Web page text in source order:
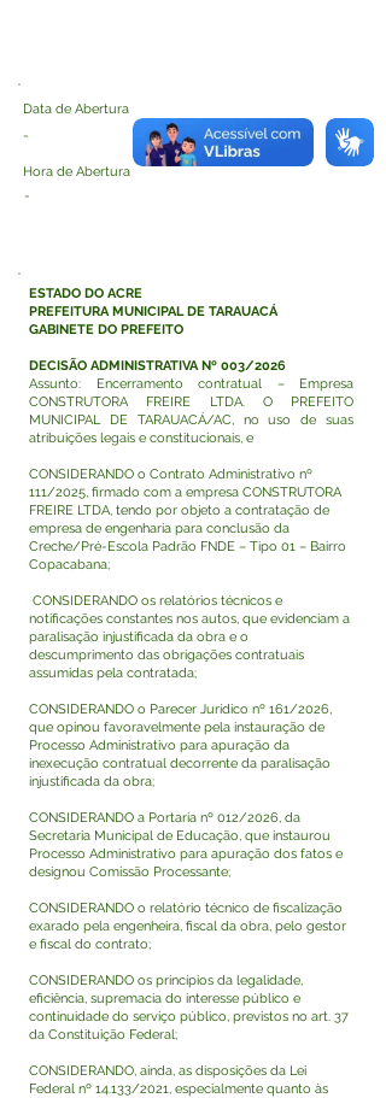
Data de Abertura
-
Hora de Abertura
-
ESTADO DO ACRE
PREFEITURA MUNICIPAL DE TARAUACÁ
GABINETE DO PREFEITO
DECISÃO ADMINISTRATIVA Nº 003/2026
Assunto: Encerramento contratual – Empresa
CONSTRUTORA FREIRE LTDA. O PREFEITO
MUNICIPAL DE TARAUACÁ/AC, no uso de suas
atribuições legais e constitucionais, e
CONSIDERANDO o Contrato Administrativo nº
111/2025, firmado com a empresa CONSTRUTORA
FREIRE LTDA, tendo por objeto a contratação de
empresa de engenharia para conclusão da
Creche/Pré-Escola Padrão FNDE – Tipo 01 – Bairro
Copacabana;
CONSIDERANDO os relatórios técnicos e
notificações constantes nos autos, que evidenciam a
paralisação injustificada da obra e o
descumprimento das obrigações contratuais
assumidas pela contratada;
CONSIDERANDO o Parecer Jurídico nº 161/2026,
que opinou favoravelmente pela instauração de
Processo Administrativo para apuração da
inexecução contratual decorrente da paralisação
injustificada da obra;
CONSIDERANDO a Portaria nº 012/2026, da
Secretaria Municipal de Educação, que instaurou
Processo Administrativo para apuração dos fatos e
designou Comissão Processante;
CONSIDERANDO o relatório técnico de fiscalização
exarado pela engenheira, fiscal da obra, pelo gestor
e fiscal do contrato;
CONSIDERANDO os princípios da legalidade,
eficiência, supremacia do interesse público e
continuidade do serviço público, previstos no art. 37
da Constituição Federal;
CONSIDERANDO, ainda, as disposições da Lei
Federal nº 14.133/2021, especialmente quanto às